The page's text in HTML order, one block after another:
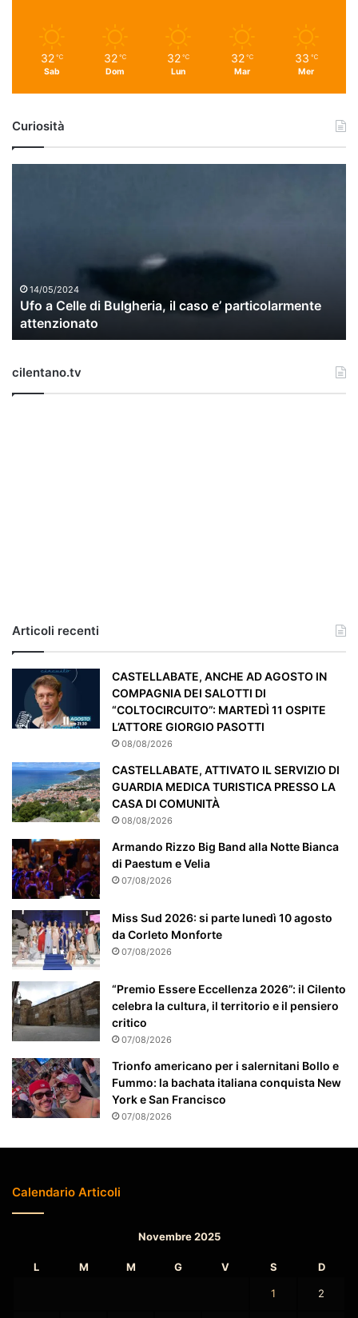
32 ℃
Sab
32 ℃
Dom
32 ℃
Lun
32 ℃
Mar
33 ℃
Mer
Curiosità
i
u
l
e
p
i
o
l
a
r
e
n
t
e
a
t
t
e
z
i
o
n
a
t
o
14/05/2024
Ufo a Celle di Bulgheria, il caso e’ particolarmente
attenzionato
cilentano.tv
Articoli recenti
CASTELLABATE, ANCHE AD AGOSTO IN
COMPAGNIA DEI SALOTTI DI
“COLTOCIRCUITO”: MARTEDÌ 11 OSPITE
L’ATTORE GIORGIO PASOTTI
08/08/2026
CASTELLABATE, ATTIVATO IL SERVIZIO DI
GUARDIA MEDICA TURISTICA PRESSO LA
CASA DI COMUNITÀ
08/08/2026
Armando Rizzo Big Band alla Notte Bianca
di Paestum e Velia
07/08/2026
Miss Sud 2026: si parte lunedì 10 agosto
da Corleto Monforte
07/08/2026
“Premio Essere Eccellenza 2026”: il Cilento
celebra la cultura, il territorio e il pensiero
critico
07/08/2026
Trionfo americano per i salernitani Bollo e
Fummo: la bachata italiana conquista New
York e San Francisco
07/08/2026
Calendario Articoli
Novembre 2025
L M M G V S D
1 2